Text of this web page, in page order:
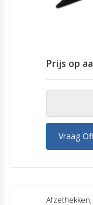
Prijs op
Vraag
Afzethekken,